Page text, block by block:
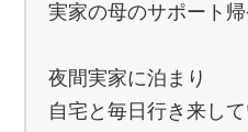
実家の母のサポート
夜間実家に泊まり
自宅と毎日行き来し